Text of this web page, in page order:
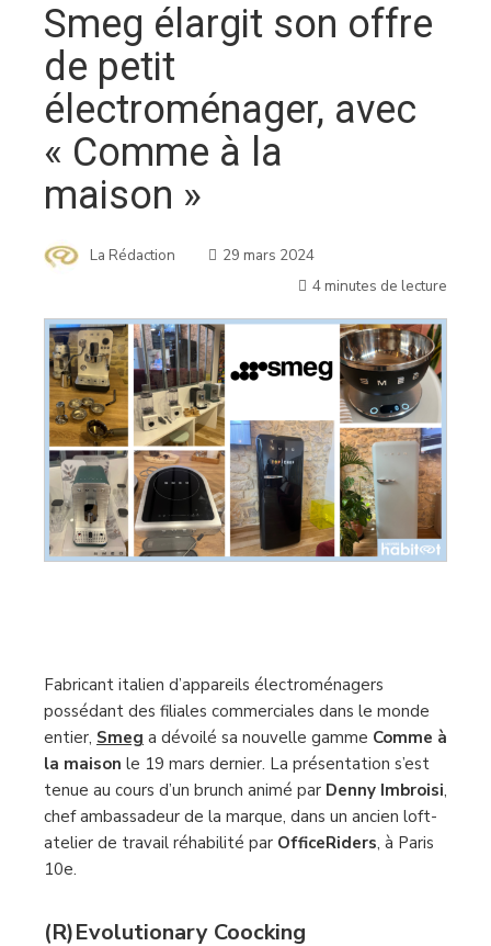
Smeg élargit son offre
de petit
électroménager, avec
« Comme à la
maison »
La Rédaction
29 mars 2024
4 minutes de lecture
Fabricant italien d’appareils électroménagers
possédant des filiales commerciales dans le monde
entier, Smeg a dévoilé sa nouvelle gamme Comme à
la maison le 19 mars dernier. La présentation s’est
tenue au cours d’un brunch animé par Denny Imbroisi,
chef ambassadeur de la marque, dans un ancien loft-
atelier de travail réhabilité par OfficeRiders, à Paris
10e.
(R)Evolutionary Coocking